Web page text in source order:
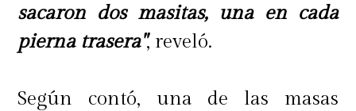
sacaron dos masitas, una en cada
pierna trasera", reveló.
Según contó, una de las masas